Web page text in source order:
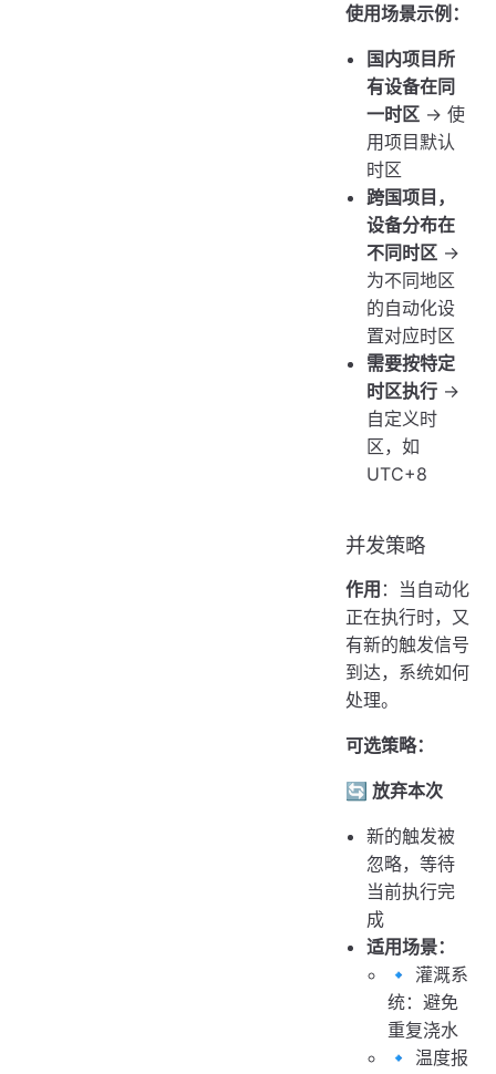
使用场景示例：
国内项目所
有设备在同
一时区 → 使
用项目默认
时区
跨国项目，
设备分布在
不同时区 →
为不同地区
的自动化设
置对应时区
需要按特定
时区执行 →
自定义时
区，如
UTC+8
并发策略
作用 ：当自动化
正在执行时，又
有新的触发信号
到达，系统如何
处理。
可选策略：
🔄 放弃本次
新的触发被
忽略，等待
当前执行完
成
适用场景：
🔹 灌溉系
统：避免
重复浇水
🔹 温度报